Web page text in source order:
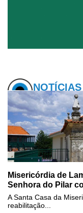
Misericórdia de
Senhora do Pilar
A Santa Casa da
reabilitação...